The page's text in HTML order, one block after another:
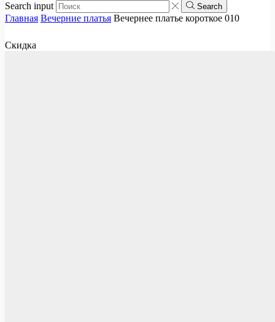
Search input
Search
Главная Вечерние платья Вечернее платье короткое 010
Скидка